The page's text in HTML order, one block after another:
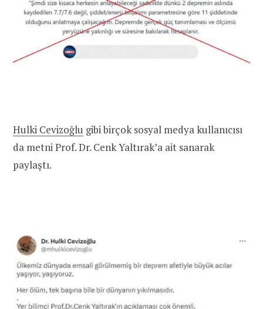
Hulki Cevizoğlu gibi birçok sosyal medya kullanıcısı
da metni Prof. Dr. Cenk Yaltırak’a ait sanarak
paylaştı.